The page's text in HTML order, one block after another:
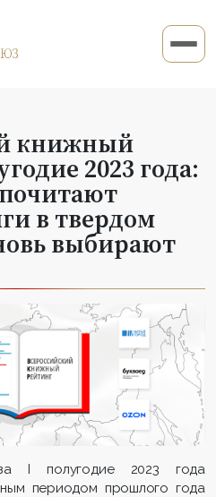
книжный
2023 года:
в твердом
выбирают
I полугодие 2023 года
периодом прошлого года